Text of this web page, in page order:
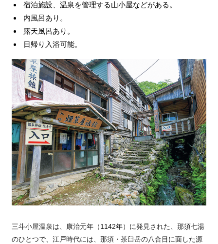
宿泊施設、温泉を管理する山小屋などがある。
内風呂あり。
露天風呂あり。
日帰り入浴可能。
三斗小屋温泉は、康治元年（1142年）に発見された、那須七湯
のひとつで、江戸時代には、那須・茶臼岳の八合目に面した源